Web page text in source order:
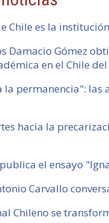
Chile es la
Damacio Gómez
en el Chile
la permanencia":
hacia la
el ensayo
Carvallo
Chileno se